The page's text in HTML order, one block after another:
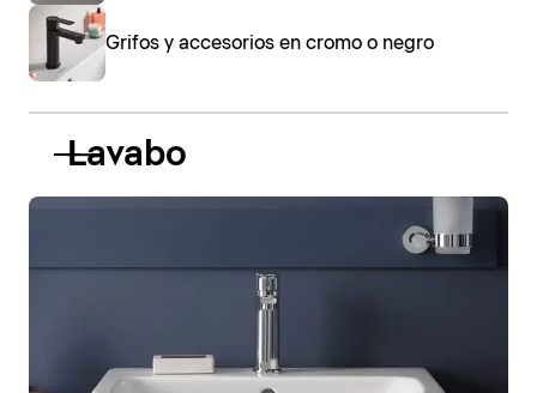
Grifos y accesorios en cromo o negro
Lavabo